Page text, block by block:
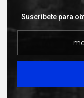
Suscríbete para